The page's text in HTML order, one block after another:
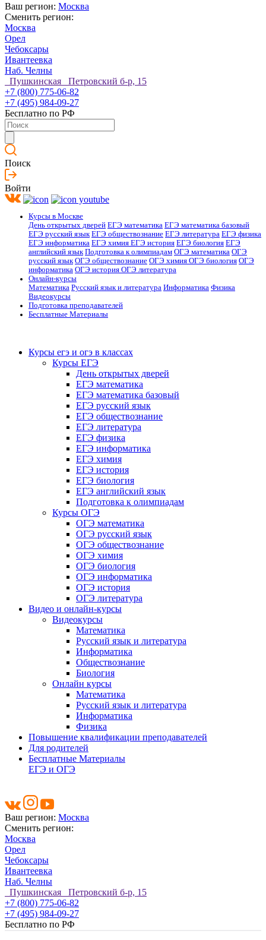
Ваш регион: Москва
Сменить регион:
Москва
Орел
Чебоксары
Ивантеевка
Наб. Челны
Пушкинская Петровский б-р, 15
+7 (800) 775-06-82
+7 (495) 984-09-27
Бесплатно по РФ
Поиск
Войти
Курсы в Москве
День открытых дверей ЕГЭ математика ЕГЭ математика базовый
ЕГЭ русский язык ЕГЭ обществознание ЕГЭ литература ЕГЭ физика
ЕГЭ информатика ЕГЭ химия ЕГЭ история ЕГЭ биология ЕГЭ
английский язык Подготовка к олимпиадам ОГЭ математика ОГЭ
русский язык ОГЭ обществознание ОГЭ химия ОГЭ биология ОГЭ
информатика ОГЭ история ОГЭ литература
Онлайн-курсы
Математика Русский язык и литература Информатика Физика
Видеокурсы
Подготовка преподавателей
Бесплатные Материалы
Курсы егэ и огэ в классах
Курсы ЕГЭ
День открытых дверей
ЕГЭ математика
ЕГЭ математика базовый
ЕГЭ русский язык
ЕГЭ обществознание
ЕГЭ литература
ЕГЭ физика
ЕГЭ информатика
ЕГЭ химия
ЕГЭ история
ЕГЭ биология
ЕГЭ английский язык
Подготовка к олимпиадам
Курсы ОГЭ
ОГЭ математика
ОГЭ русский язык
ОГЭ обществознание
ОГЭ химия
ОГЭ биология
ОГЭ информатика
ОГЭ история
ОГЭ литература
Видео и онлайн-курсы
Видеокурсы
Математика
Русский язык и литература
Информатика
Обществознание
Биология
Онлайн курсы
Математика
Русский язык и литература
Информатика
Физика
Повышение квалификации преподавателей
Для родителей
Бесплатные Материалы
ЕГЭ и ОГЭ
Ваш регион: Москва
Сменить регион:
Москва
Орел
Чебоксары
Ивантеевка
Наб. Челны
Пушкинская Петровский б-р, 15
+7 (800) 775-06-82
+7 (495) 984-09-27
Бесплатно по РФ